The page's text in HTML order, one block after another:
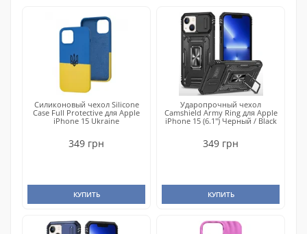
Силиконовый чехол Silicone
Case Full Protective для Apple
iPhone 15 Ukraine
349 грн
КУПИТЬ
Ударопрочный чехол
Camshield Army Ring для Apple
iPhone 15 (6.1") Черный / Black
349 грн
КУПИТЬ